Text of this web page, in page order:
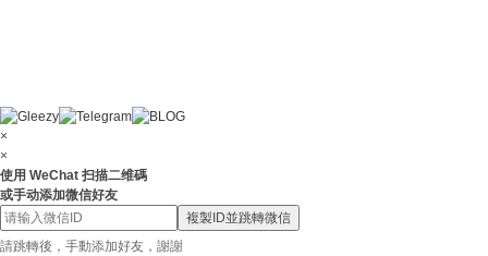
×
×
使用 WeChat 扫描二维碼
或手动添加微信好友
複製ID並跳轉微信
請跳轉後，手動添加好友，謝謝